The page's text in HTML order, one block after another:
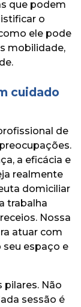
que podem
o
ele pode
mobilidade,
cuidado
de
a eficácia e
realmente
domiciliar
trabalha
Nossa
atuar com
espaço e
pilares. Não
sessão é